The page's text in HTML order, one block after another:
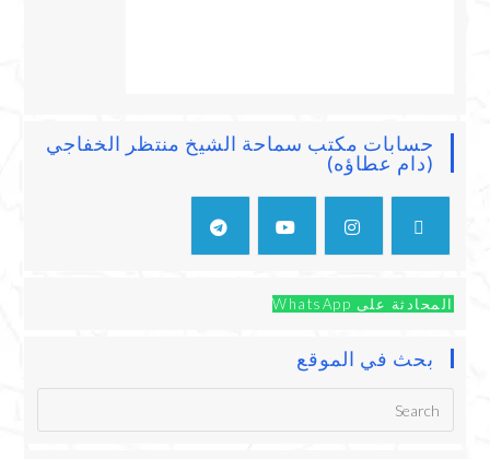
حسابات مكتب سماحة الشيخ منتظر الخفاجي
(دام عطاؤه)
المحادثة على WhatsApp
بحث في الموقع